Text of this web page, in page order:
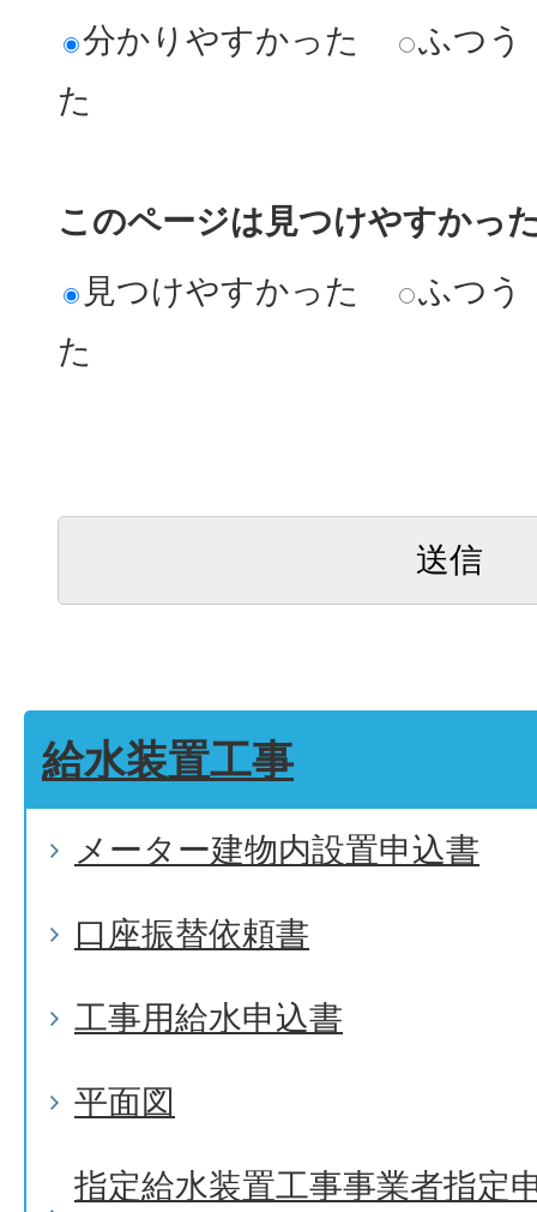
分かりやすかった
ふつう
た
このページは見つけやすかっ
見つけやすかった
ふつう
た
給水装置工事
メーター建物内設置申込書
口座振替依頼書
工事用給水申込書
平面図
指定給水装置工事事業者指定